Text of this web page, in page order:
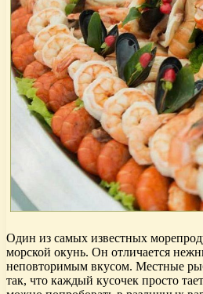
Один из самых известных
морской окунь. Он отличается
неповторимым вкусом. Местные
так, что каждый кусочек просто